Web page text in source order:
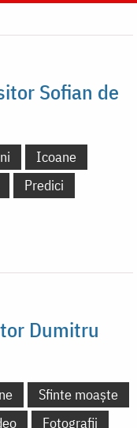
Sofian de
Icoane
Predici
Dumitru
Sfinte moaște
Fotografii